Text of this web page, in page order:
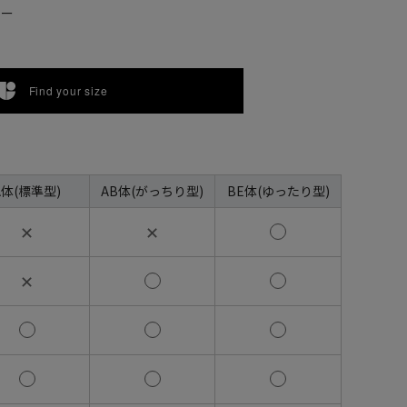
Find your size
(標準型) AB体(がっちり型) BE体(ゆったり型)
✕ ✕
✕